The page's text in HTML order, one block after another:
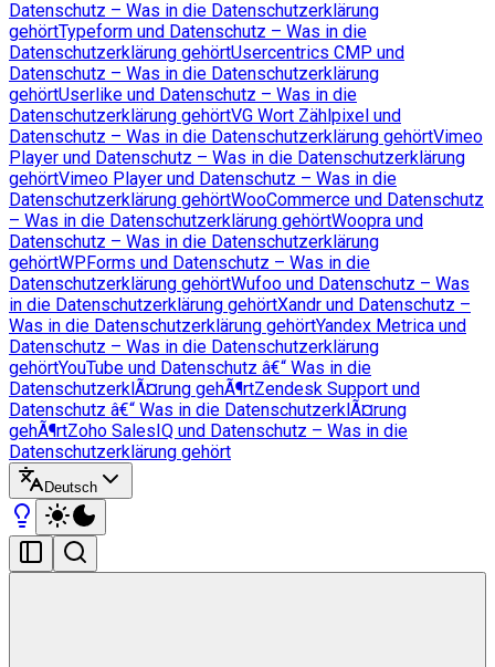
Datenschutz – Was in die Datenschutzerklärung
gehörtTypeform und Datenschutz – Was in die
Datenschutzerklärung gehörtUsercentrics CMP und
Datenschutz – Was in die Datenschutzerklärung
gehörtUserlike und Datenschutz – Was in die
Datenschutzerklärung gehörtVG Wort Zählpixel und
Datenschutz – Was in die Datenschutzerklärung gehörtVimeo
Player und Datenschutz – Was in die Datenschutzerklärung
gehörtVimeo Player und Datenschutz – Was in die
Datenschutzerklärung gehörtWooCommerce und Datenschutz
– Was in die Datenschutzerklärung gehörtWoopra und
Datenschutz – Was in die Datenschutzerklärung
gehörtWPForms und Datenschutz – Was in die
Datenschutzerklärung gehörtWufoo und Datenschutz – Was
in die Datenschutzerklärung gehörtXandr und Datenschutz –
Was in die Datenschutzerklärung gehörtYandex Metrica und
Datenschutz – Was in die Datenschutzerklärung
gehörtYouTube und Datenschutz â€“ Was in die
DatenschutzerklÃ¤rung gehÃ¶rtZendesk Support und
Datenschutz â€“ Was in die DatenschutzerklÃ¤rung
gehÃ¶rtZoho SalesIQ und Datenschutz – Was in die
Datenschutzerklärung gehört
Deutsch